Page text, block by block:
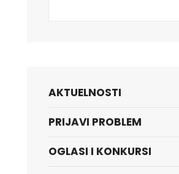
AKTUELNOSTI
PRIJAVI PROBLEM
OGLASI I KONKURSI